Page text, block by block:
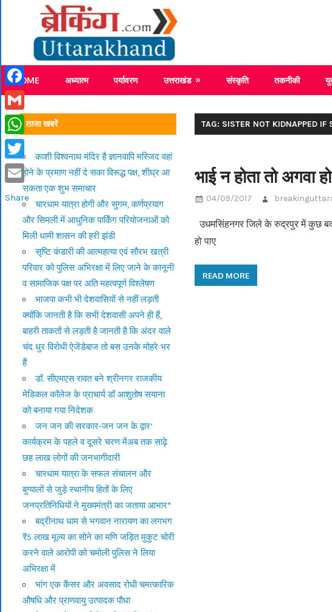
content
Breaking News Uttarakhand
HOME अध्यात्म पर्यावरण उत्तराखंड संस्कृति तकनीकी
TAG: SISTER NOT KIDNAPPED IF
भाई न होता तो अगवा
04/09/2017
उधमसिंहनगर जिले के रुद्रपुर में कुछ
हो पाए
READ MORE
ताजा खबरें
काशी विश्वनाथ मंदिर है ज्ञानवापि मस्जिद वहां
होने के प्रमाण नहीं दे सका विरूद्ध पक्ष, शीघ्र आ
सकता एक शुभ समाचार
चारधाम यात्रा होगी और सुगम, कर्णप्रयाग
और सिमली में आधुनिक पार्किंग परियोजनाओं को
मिली धामी शासन की हरी झंडी
सृष्टि कंडारी की आत्महत्या एवं सौरभ खत्री
परिवार को पुलिस अभिरक्षा में लिए जाने के कानूनी
व सामाजिक पक्ष पर अति महत्वपूर्ण विश्लेषण
भाजपा कभी भी देशवासियों से नहीं लड़ती
क्योंकि जानती है कि सभी देशवासी अपने ही हैं,
बाहरी ताकतों से लड़ती है जानती है कि अंदर वाले
चंद धुर विरोधी ऐजेंडेबाज तो बस उनके मोहरे भर
हैं
डॉ. सीएमएस रावत बने श्रीनगर राजकीय
मेडिकल कॉलेज के प्राचार्य डॉ आशुतोष सयाना
को बनाया गया निदेशक
जन जन की सरकार-जन जन के द्वार’
कार्यक्रम के पहले व दूसरे चरण मेंअब तक साढ़े
छह लाख लोगों की जनभागीदारी
चारधाम यात्रा के सफल संचालन और
बुग्यालों से जुड़े स्थानीय हितों के लिए
जनप्रतिनिधियों ने मुख्यमंत्री का जताया आभार*
बद्रीनाथ धाम से भगवान नारायण का लगभग
₹5 लाख मूल्य का सोने का मणि जड़ित मुकुट चोरी
करने वाले आरोपी को चमोली पुलिस ने लिया
अभिरक्षा में
भांग एक कैंसर और अवसाद रोधी चमत्कारिक
औषधि और प्राणवायु उत्पादक पौधा
Facebook
Gmail
WhatsApp
Twitter
Email
Share